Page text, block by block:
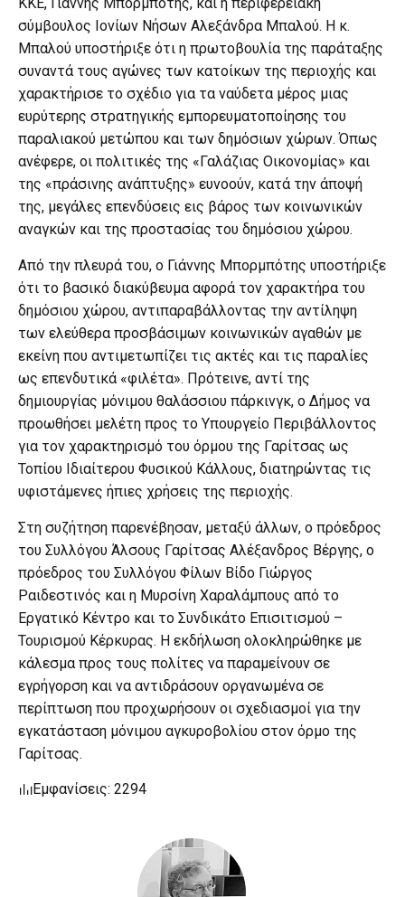
σύμβουλος Ιονίων Νήσων Αλεξάνδρα Μπαλού. Η κ.
Μπαλού υποστήριξε ότι η πρωτοβουλία της παράταξης
συναντά τους αγώνες των κατοίκων της περιοχής και
χαρακτήρισε το σχέδιο για τα ναύδετα μέρος μιας
ευρύτερης στρατηγικής εμπορευματοποίησης του
παραλιακού μετώπου και των δημόσιων χώρων. Όπως
ανέφερε, οι πολιτικές της «Γαλάζιας Οικονομίας» και
της «πράσινης ανάπτυξης» ευνοούν, κατά την άποψή
της, μεγάλες επενδύσεις εις βάρος των κοινωνικών
αναγκών και της προστασίας του δημόσιου χώρου.
Από την πλευρά του, ο Γιάννης Μπορμπότης υποστήριξε
ότι το βασικό διακύβευμα αφορά τον χαρακτήρα του
δημόσιου χώρου, αντιπαραβάλλοντας την αντίληψη
των ελεύθερα προσβάσιμων κοινωνικών αγαθών με
εκείνη που αντιμετωπίζει τις ακτές και τις παραλίες
ως επενδυτικά «φιλέτα». Πρότεινε, αντί της
δημιουργίας μόνιμου θαλάσσιου πάρκινγκ, ο Δήμος να
προωθήσει μελέτη προς το Υπουργείο Περιβάλλοντος
για τον χαρακτηρισμό του όρμου της Γαρίτσας ως
Τοπίου Ιδιαίτερου Φυσικού Κάλλους, διατηρώντας τις
υφιστάμενες ήπιες χρήσεις της περιοχής.
Στη συζήτηση παρενέβησαν, μεταξύ άλλων, ο πρόεδρος
του Συλλόγου Άλσους Γαρίτσας Αλέξανδρος Βέργης, ο
πρόεδρος του Συλλόγου Φίλων Βίδο Γιώργος
Ραιδεστινός και η Μυρσίνη Χαραλάμπους από το
Εργατικό Κέντρο και το Συνδικάτο Επισιτισμού –
Τουρισμού Κέρκυρας. Η εκδήλωση ολοκληρώθηκε με
κάλεσμα προς τους πολίτες να παραμείνουν σε
εγρήγορση και να αντιδράσουν οργανωμένα σε
περίπτωση που προχωρήσουν οι σχεδιασμοί για την
εγκατάσταση μόνιμου αγκυροβολίου στον όρμο της
Γαρίτσας.
Εμφανίσεις: 2294